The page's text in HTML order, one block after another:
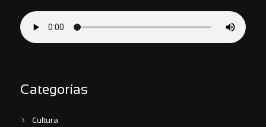
Categorías
Cultura